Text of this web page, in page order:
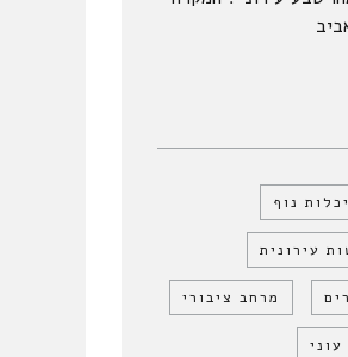
נוף
עירונית
מרחב ציבורי
עוני